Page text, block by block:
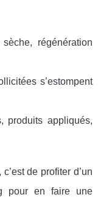
régénération
s’estompent
produits appliqués,
de profiter d’un
pour en faire une